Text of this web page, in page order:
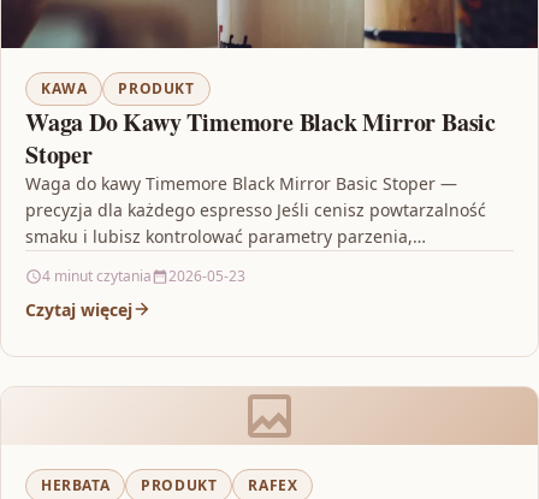
KAWA PRODUKT
Waga Do Kawy Timemore Black Mirror Basic
Stoper
Waga do kawy Timemore Black Mirror Basic Stoper —
precyzja dla każdego espresso Jeśli cenisz powtarzalność
smaku i lubisz kontrolować parametry parzenia,
4 minut czytania 2026-05-23
Czytaj więcej
HERBATA PRODUKT RAFEX